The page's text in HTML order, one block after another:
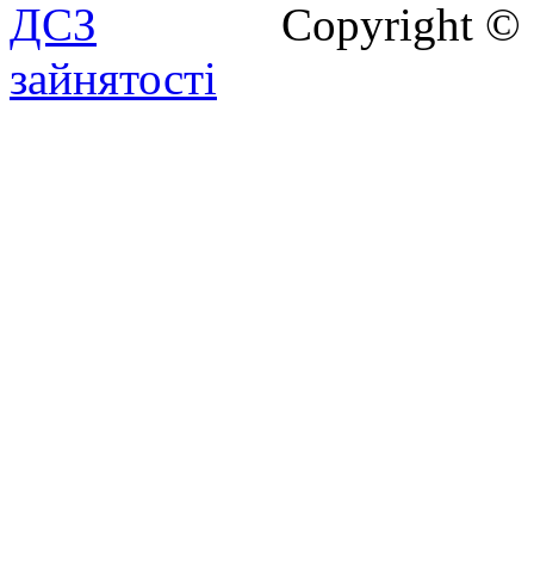
Copyright
зайнятості